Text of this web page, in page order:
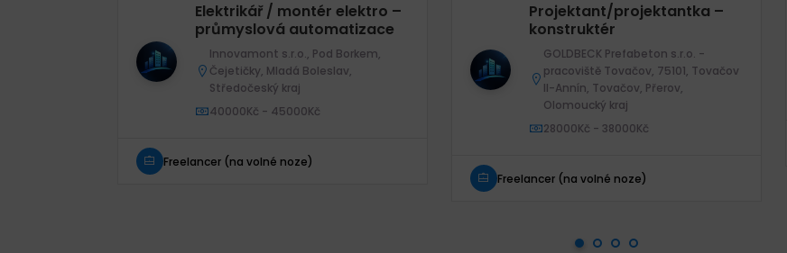
Elektrikář / montér elektro –
průmyslová automatizace
Innovamont s.r.o., Pod Borkem,
Čejetičky, Mladá Boleslav,
Středočeský kraj
40000Kč - 45000Kč
Freelancer (na volné noze)
Projektant/projektantka –
konstruktér
GOLDBECK Prefabeton s.r.o. -
pracoviště Tovačov, 75101, Tovačov
II-Annín, Tovačov, Přerov,
Olomoucký kraj
28000Kč - 38000Kč
Freelancer (na volné noze)